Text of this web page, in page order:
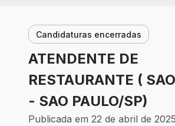
Candidaturas encerradas
ATENDENTE DE
RESTAURANTE (
- SAO PAULO/SP)
Publicada em 22 de abril de 2025